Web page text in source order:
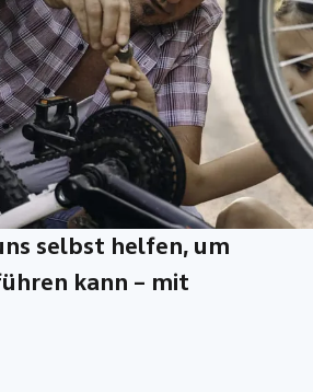
selbst helfen, um
kann – mit